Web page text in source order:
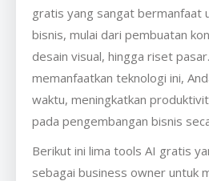
gratis yang sangat bermanfaat
bisnis, mulai dari pembuatan
desain visual, hingga riset
memanfaatkan teknologi ini,
waktu, meningkatkan
pada pengembangan bisnis
Berikut ini lima tools AI gratis
sebagai business owner untuk